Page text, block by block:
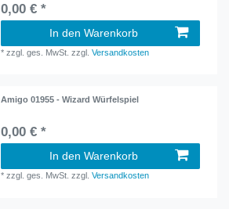
0,00 € *
In den Warenkorb
*zzgl. ges. MwSt. zzgl.Versandkosten
Amigo 01955 - Wizard Würfelspiel
0,00 € *
In den Warenkorb
*zzgl. ges. MwSt. zzgl.Versandkosten